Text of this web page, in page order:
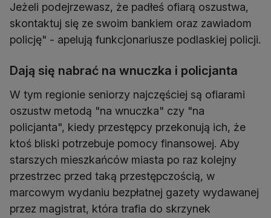
Jeżeli podejrzewasz, że padłeś ofiarą oszustwa,
skontaktuj się ze swoim bankiem oraz zawiadom
policję" - apelują funkcjonariusze podlaskiej policji.
Dają się nabrać na wnuczka i policjanta
W tym regionie seniorzy najczęściej są ofiarami
oszustw metodą "na wnuczka" czy "na
policjanta", kiedy przestępcy przekonują ich, że
ktoś bliski potrzebuje pomocy finansowej. Aby
starszych mieszkańców miasta po raz kolejny
przestrzec przed taką przestępczością, w
marcowym wydaniu bezpłatnej gazety wydawanej
przez magistrat, która trafia do skrzynek